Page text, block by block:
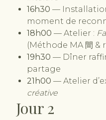
16h30 —
moment de
18h00 — Atelier :
(Méthode MA 間 &
19h30 — Dîner
partage
21h00 — Atelier
créative
Jour 2